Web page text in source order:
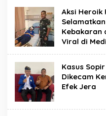
Aksi Heroik
Kebakaran
Viral di
Kasus
Dikecam
Efek Jera